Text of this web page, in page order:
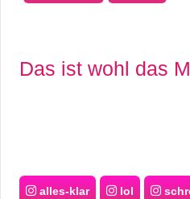
Das ist wohl das
alles-klar lol